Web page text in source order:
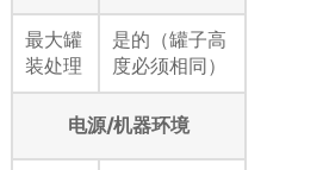
最大罐
装处理
是的（罐子高
度必须相同）
电源/机器环境